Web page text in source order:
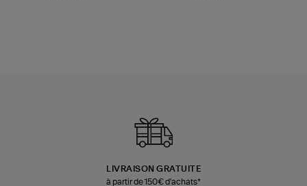
LIVRAISON GRATUITE
à partir de 150€ d'achats*